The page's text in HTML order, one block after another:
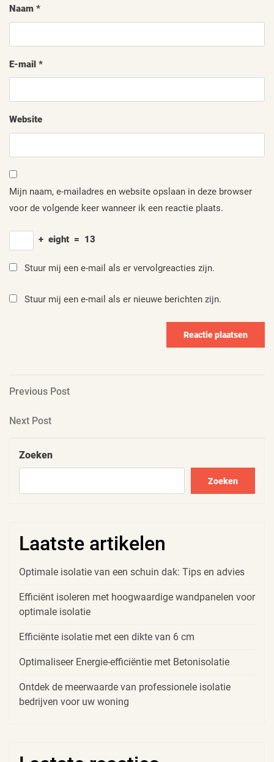
Naam *
E-mail *
Website
Mijn naam, e-mailadres en website opslaan in deze browser
voor de volgende keer wanneer ik een reactie plaats.
+ eight = 13
Stuur mij een e-mail als er vervolgreacties zijn.
Stuur mij een e-mail als er nieuwe berichten zijn.
Berichtnavigatie
Previous
Previous Post
Next
Next Post
Zoeken
Zoeken
Laatste artikelen
Optimale isolatie van een schuin dak: Tips en advies
Efficiënt isoleren met hoogwaardige wandpanelen voor
optimale isolatie
Efficiënte isolatie met een dikte van 6 cm
Optimaliseer Energie-efficiëntie met Betonisolatie
Ontdek de meerwaarde van professionele isolatie
bedrijven voor uw woning